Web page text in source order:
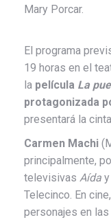
Mary Porcar.
El programa
19 horas en el
la película La
protagonizada
presentará la
Carmen Machi
principalmente,
televisivas Aída y
Telecinco. En
personajes en